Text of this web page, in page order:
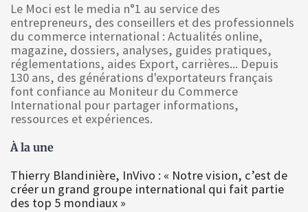
Le Moci est le media n°1 au service des
entrepreneurs, des conseillers et des professionnels
du commerce international : Actualités online,
magazine, dossiers, analyses, guides pratiques,
réglementations, aides Export, carrières... Depuis
130 ans, des générations d'exportateurs français
font confiance au Moniteur du Commerce
International pour partager informations,
ressources et expériences.
À la une
Thierry Blandinière, InVivo : « Notre vision, c’est de
créer un grand groupe international qui fait partie
des top 5 mondiaux »